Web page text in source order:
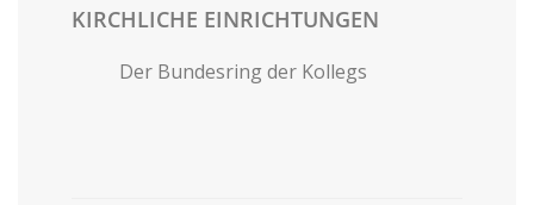
KIRCHLICHE EINRICHTUNGEN
Der Bundesring der Kollegs